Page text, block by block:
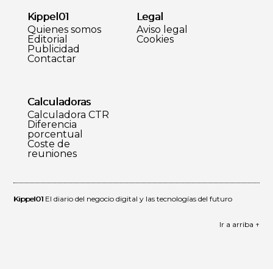
Kippel01
Quienes somos
Editorial
Publicidad
Contactar
Legal
Aviso legal
Cookies
Calculadoras
Calculadora CTR
Diferencia
porcentual
Coste de
reuniones
Kippel01 El diario del negocio digital y las tecnologías del futuro
Ir a arriba ↑